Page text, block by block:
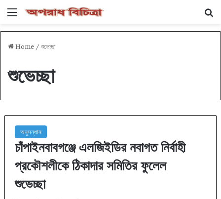
Menu
Home / শুভেচ্ছা
শুভেচ্ছা
অনুসন্ধান
চাঁপাইনবাবগঞ্জে এলজিইডির নবাগত নির্বাহী
প্রকৌশলীকে ঠিকাদার সমিতির ফুলেল
শুভেচ্ছা